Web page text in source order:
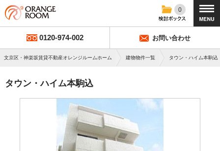
0
0120-974-002 お問い合わせ
文京区・神楽坂賃貸不動産オレンジルームホーム 建物物件一覧 タウン・ハイム本駒込
タウン・ハイム本駒込